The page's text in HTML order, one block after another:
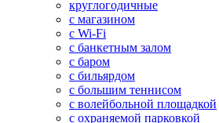
круглогодичные
с магазином
с Wi-Fi
с банкетным залом
с баром
с бильярдом
с большим теннисом
с волейбольной площадкой
с охраняемой парковкой